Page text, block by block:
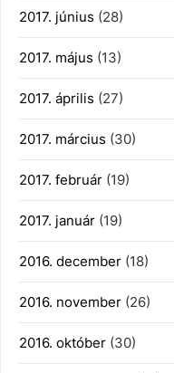
2017. június (28)
2017. május (13)
2017. április (27)
2017. március (30)
2017. február (19)
2017. január (19)
2016. december (18)
2016. november (26)
2016. október (30)